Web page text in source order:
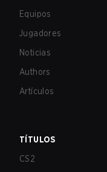
Equipos
Jugadores
Noticias
Authors
Artículos
TÍTULOS
CS2